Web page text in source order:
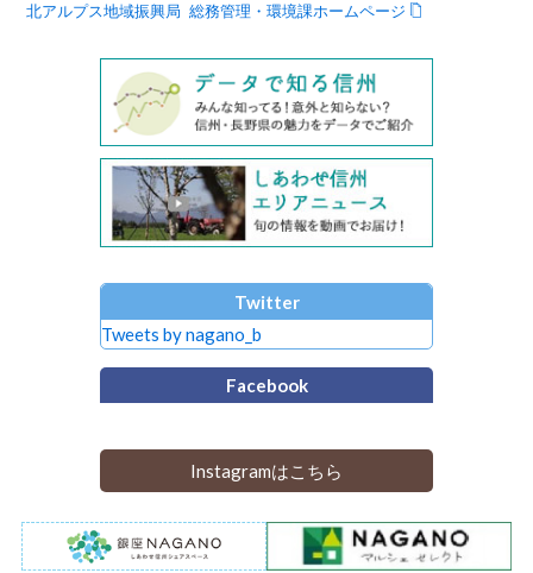
北アルプス地域振興局 総務管理・環境課ホームページ
Twitter
Tweets by nagano_b
Facebook
Instagramはこちら